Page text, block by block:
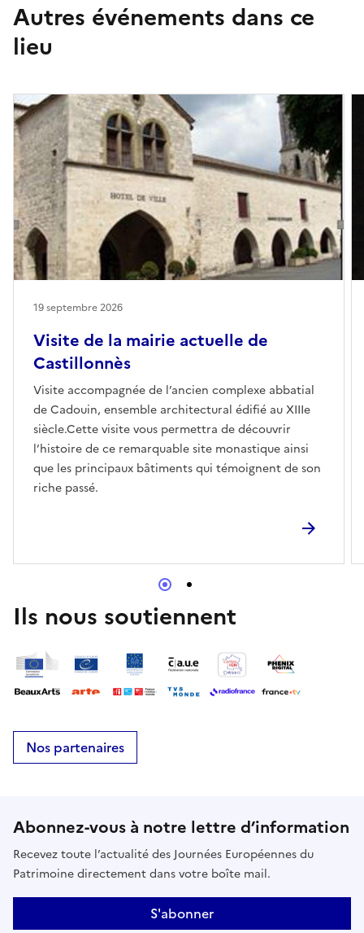
Autres événements dans ce
lieu
Visite de la mairie actuelle de
Castillonnès
Visite accompagnée de l’ancien complexe abbatial
de Cadouin, ensemble architectural édifié au XIIIe
siècle.Cette visite vous permettra de découvrir
l’histoire de ce remarquable site monastique ainsi
que les principaux bâtiments qui témoignent de son
riche passé.
19 septembre 2026
Ils nous soutiennent
Nos partenaires
Abonnez-vous à notre lettre d’information
Recevez toute l’actualité des Journées Européennes du
Patrimoine directement dans votre boîte mail.
S'abonner